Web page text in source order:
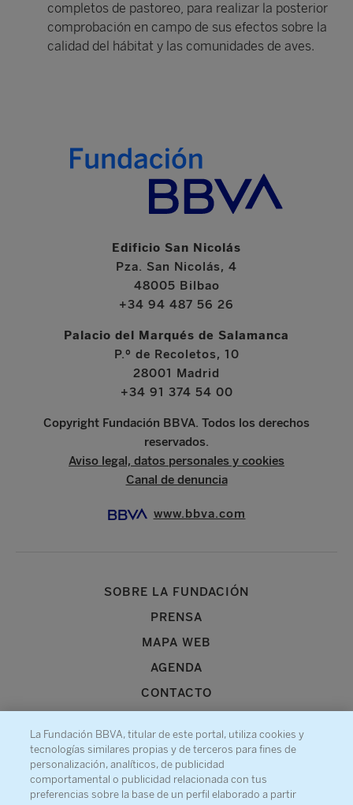
completos de pastoreo, para realizar la posterior
comprobación en campo de sus efectos sobre la
calidad del hábitat y las comunidades de aves.
Edificio San Nicolás
Pza. San Nicolás, 4
48005 Bilbao
+34 94 487 56 26
Palacio del Marqués de Salamanca
P.º de Recoletos, 10
28001 Madrid
+34 91 374 54 00
Copyright Fundación BBVA. Todos los derechos
reservados.
Aviso legal, datos personales y cookies
Canal de denuncia
www.bbva.com
SOBRE LA FUNDACIÓN
PRENSA
MAPA WEB
AGENDA
CONTACTO
Recibe información sobre nuestra actividad
La Fundación BBVA, titular de este portal, utiliza cookies y
tecnologías similares propias y de terceros para fines de
personalización, analíticos, de publicidad
comportamental o publicidad relacionada con tus
preferencias sobre la base de un perfil elaborado a partir